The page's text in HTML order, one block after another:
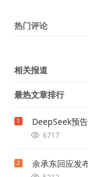
热门评论
相关报道
最热文章排行
1 DeepSeek预
6717
2 余承东回应发